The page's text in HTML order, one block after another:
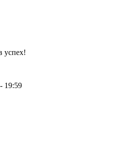
успех!
19:59